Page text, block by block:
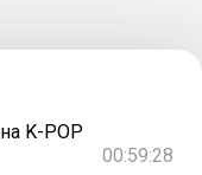
K-POP
00:59:28